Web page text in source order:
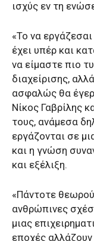
ισχύς εν τη
«Το να
έχει υπέρ και
να είμαστε πιο
διαχείρισης,
ασφαλώς θα
Νίκος Γαβρίλης
τους, ανάμεσα
εργάζονται σε
και η γνώση
και εξέλιξη.
«Πάντοτε
ανθρώπινες
μιας
εποχές αλλάζουν